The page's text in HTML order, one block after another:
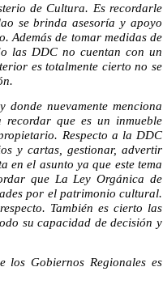
de Cultura. Es recordarle
se brinda asesoría y apoyo
Además de tomar medidas de
las DDC no cuentan con un
es totalmente cierto no se
donde nuevamente menciona
que es un inmueble
Respecto a la DDC
y cartas, gestionar, advertir
el asunto ya que este tema
que La Ley Orgánica de
por el patrimonio cultural.
También es cierto las
su capacidad de decisión y
Gobiernos Regionales es